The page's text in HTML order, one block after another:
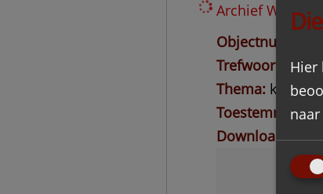
Archief W.E.F.M.
Objectnummer
Trefwoorden
Thema
Toestemming
Download
Hier